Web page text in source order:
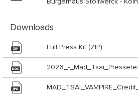
Downloads
Full Press Kit (ZIP)